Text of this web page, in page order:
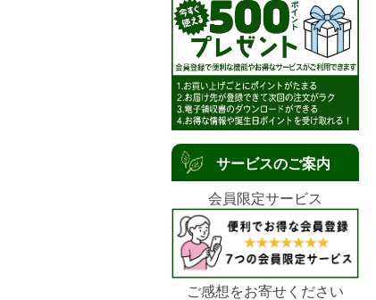
サービスのご案内
会員限定サービス
ご感想をお寄せください